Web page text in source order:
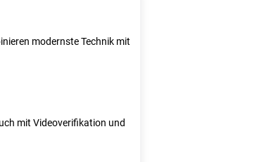
modernste Technik mit
mit Videoverifikation und